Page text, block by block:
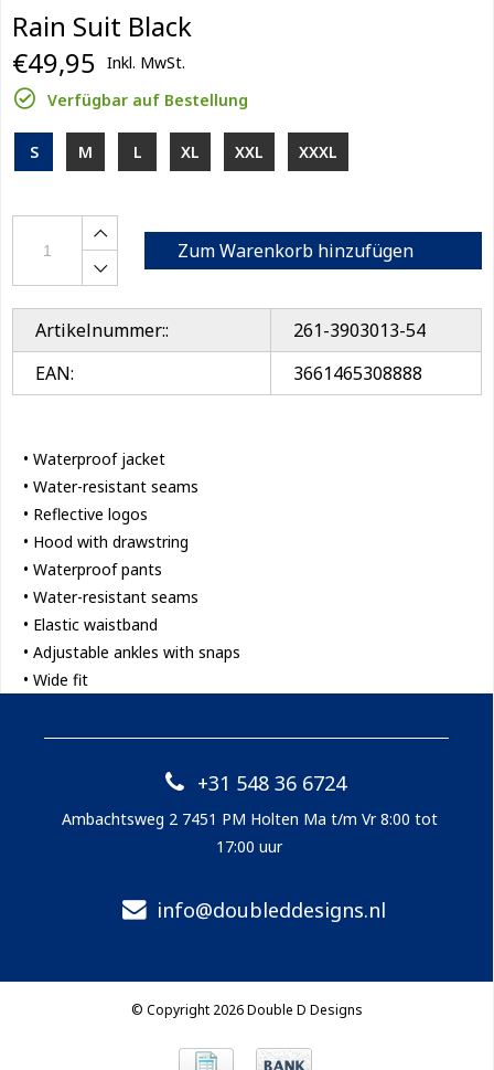
Rain Suit Black
€49,95 Inkl. MwSt.
Verfügbar auf Bestellung
S M L XL XXL XXXL
Zum Warenkorb hinzufügen
Artikelnummer::
261-3903013-54
EAN:
3661465308888
• Waterproof jacket
• Water-resistant seams
• Reflective logos
• Hood with drawstring
• Waterproof pants
• Water-resistant seams
• Elastic waistband
• Adjustable ankles with snaps
• Wide fit
+31 548 36 6724
Ambachtsweg 2 7451 PM Holten Ma t/m Vr 8:00 tot
17:00 uur
info@doubleddesigns.nl
© Copyright 2026 Double D Designs